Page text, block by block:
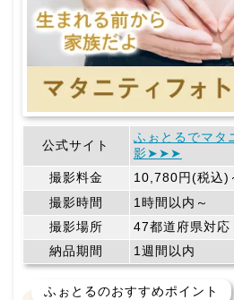
公式サイト
ふぉとるでマタ
影➤➤➤
撮影料金
10,780円(税込)
撮影時間
1時間以内～
撮影場所
47都道府県対応
納品期間
1週間以内
ふぉとるのおすすめポイント